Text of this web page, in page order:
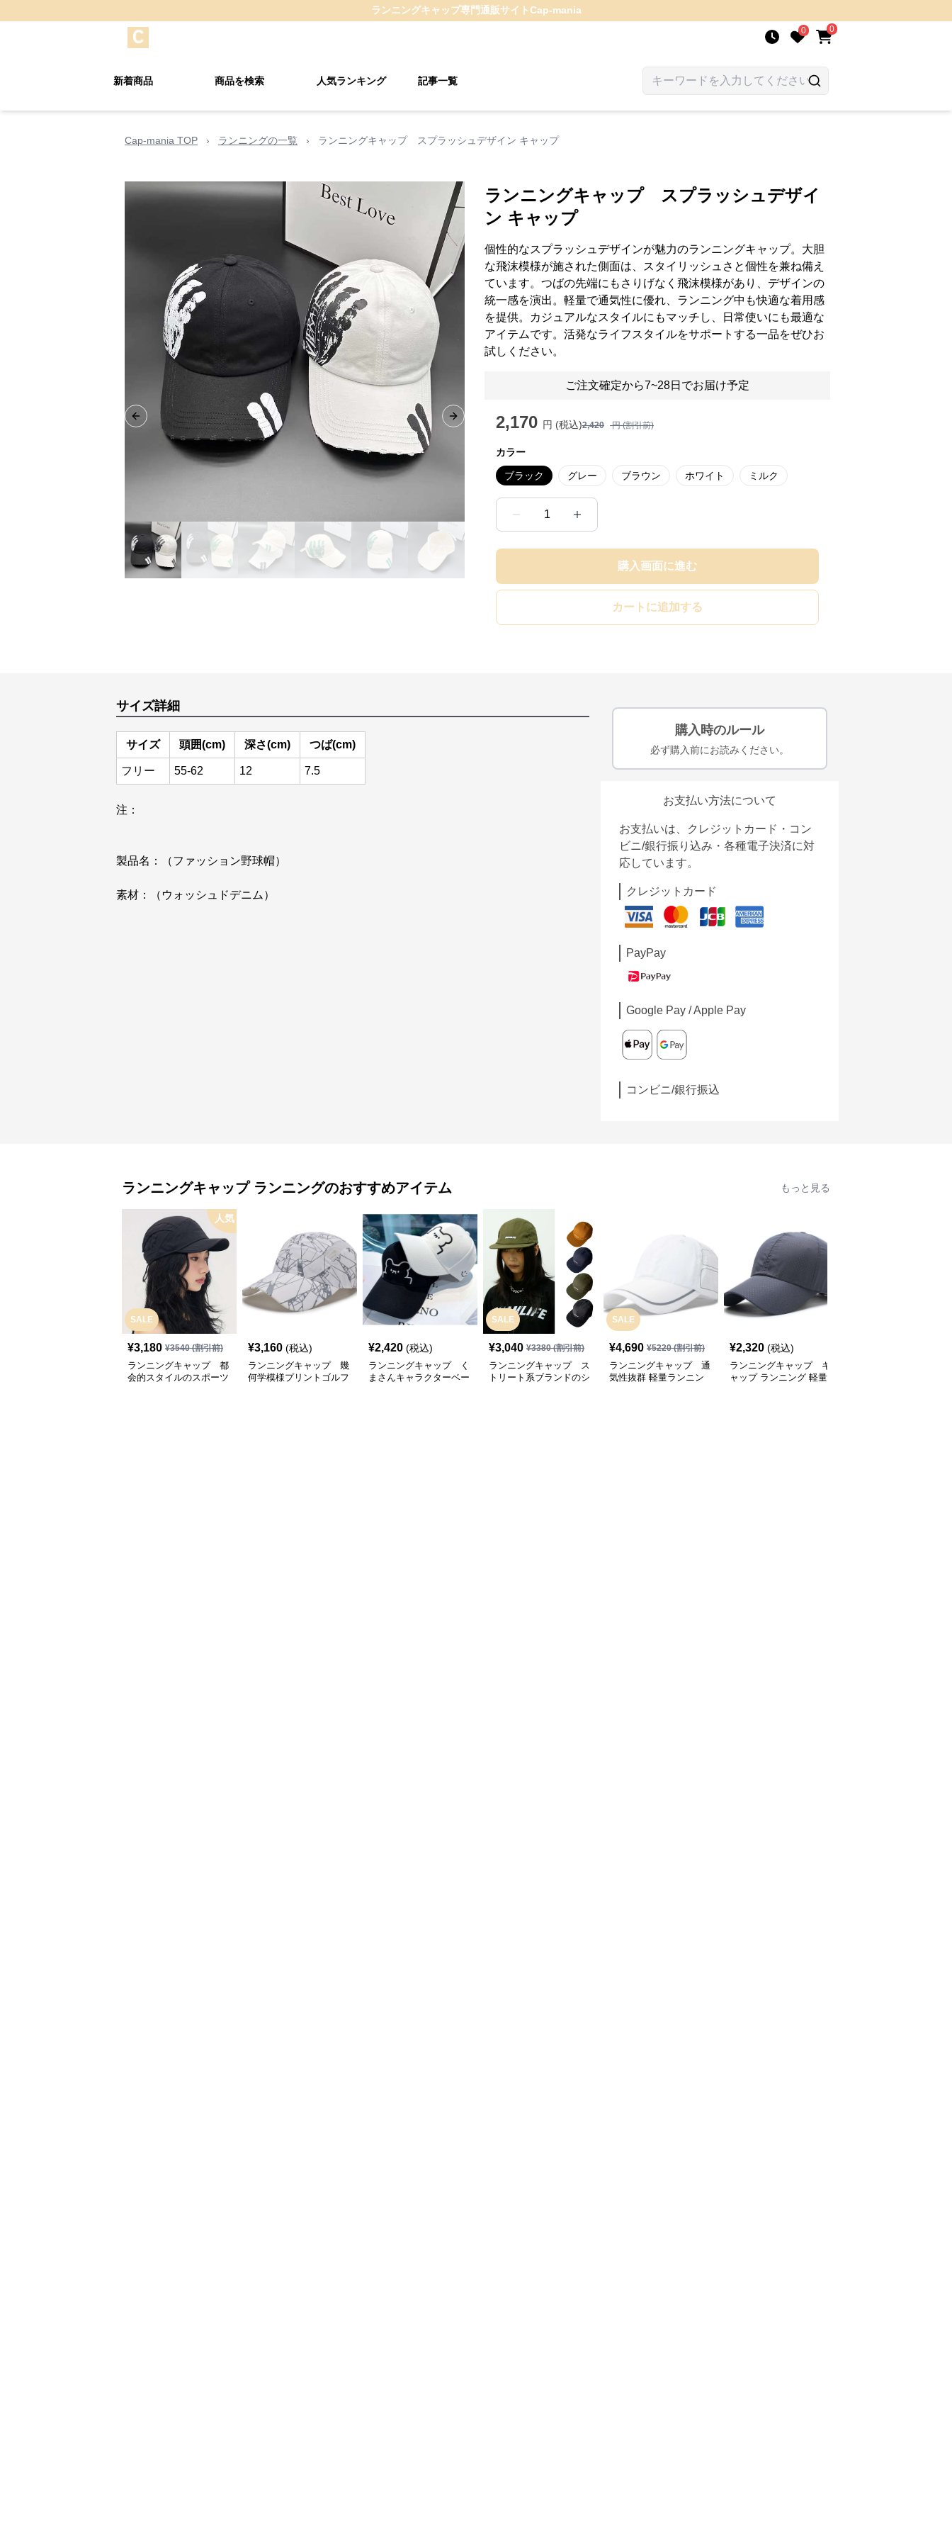
ランニングキャップ専門通販サイトCap-mania
0 0
新着商品 商品を検索 人気ランキング 記事一覧
Cap-mania TOP › ランニングの一覧 › ランニングキャップ スプラッシュデザイン キャップ
Previous slide Next slide
ランニングキャップ スプラッシュデザイ
ン キャップ
個性的なスプラッシュデザインが魅力のランニングキャップ。大胆
な飛沫模様が施された側面は、スタイリッシュさと個性を兼ね備え
ています。つばの先端にもさりげなく飛沫模様があり、デザインの
統一感を演出。軽量で通気性に優れ、ランニング中も快適な着用感
を提供。カジュアルなスタイルにもマッチし、日常使いにも最適な
アイテムです。活発なライフスタイルをサポートする一品をぜひお
試しください。
ご注文確定から7~28日でお届け予定
2,170 円 (税込)2,420 円 (割引前)
カラー
ブラック グレー ブラウン ホワイト ミルク
1
購入画面に進む
カートに追加する
サイズ詳細
サイズ 頭囲(cm) 深さ(cm) つば(cm)
フリー 55-62 12 7.5
注：
製品名：（ファッション野球帽）
素材：（ウォッシュドデニム）
購入時のルール
必ず購入前にお読みください。
お支払い方法について
お支払いは、クレジットカード・コン
ビニ/銀行振り込み・各種電子決済に対
応しています。
クレジットカード
PayPay
Google Pay / Apple Pay
コンビニ/銀行振込
ランニングキャップ ランニングのおすすめアイテム もっと見る
SALE
人気
¥3,180 ¥3540(割引前)
ランニングキャップ 都
会的スタイルのスポーツ
¥3,160 (税込)
ランニングキャップ 幾
何学模様プリントゴルフ
¥2,420 (税込)
ランニングキャップ く
まさんキャラクターベー
SALE
¥3,040 ¥3380(割引前)
ランニングキャップ ス
トリート系ブランドのシ
SALE
¥4,690 ¥5220(割引前)
ランニングキャップ 通
気性抜群 軽量ランニン
¥2,320 (税込)
ランニングキャップ キ
ャップ ランニング 軽量